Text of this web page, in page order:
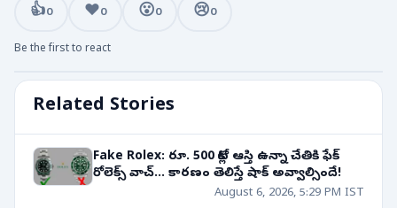
Related Stories
Fake Rolex: రూ. 500 కోట్ల ఆస్తి ఉన్నా చేతికి ఫేక్
రోలెక్స్ వాచ్... కారణం తెలిస్తే షాక్ అవ్వాల్సిందే!
August 6, 2026, 5:29 PM IST
👍0 ❤️0 😮0 😢0
Be the first to react